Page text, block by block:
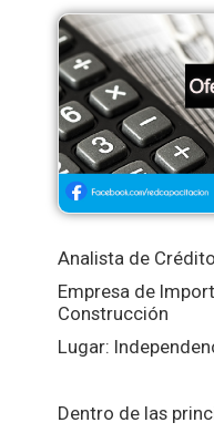
Analista de
Empresa de
Construcción
Lugar:
Dentro de las